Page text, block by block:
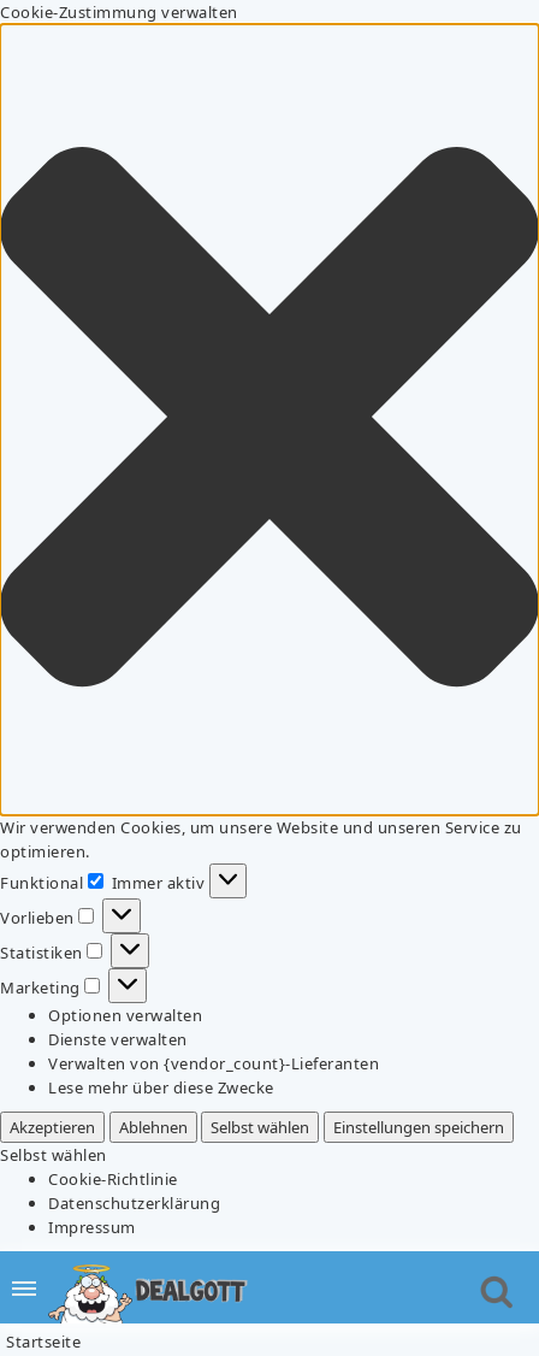
Cookie-Zustimmung verwalten
Wir verwenden Cookies, um unsere Website und unseren Service zu
optimieren.
Funktional
Funktional
Immer aktiv
Vorlieben
Vorlieben
Statistiken
Statistiken
Marketing
Marketing
Optionen verwalten
Dienste verwalten
Verwalten von {vendor_count}-Lieferanten
Lese mehr über diese Zwecke
Akzeptieren
Ablehnen Selbst wählen
Einstellungen speichern
Selbst wählen
Cookie-Richtlinie
Datenschutzerklärung
Impressum
Startseite